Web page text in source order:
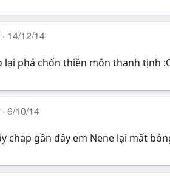
14/12/14
lại phá chốn thiền môn thanh tịnh
6/10/14
chap gần đây em Nene lại mất